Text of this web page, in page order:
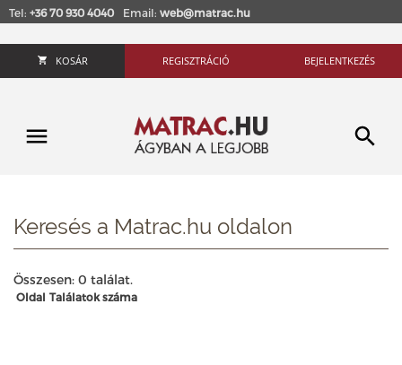
Tel: +36 70 930 4040 Email: web@matrac.hu
KOSÁR REGISZTRÁCIÓ BEJELENTKEZÉS
Keresés a Matrac.hu oldalon
Összesen: 0 találat.
Oldal Találatok száma